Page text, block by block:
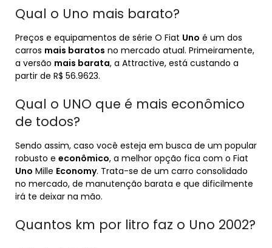
Qual o Uno mais barato?
Preços e equipamentos de série O Fiat Uno é um dos
carros mais baratos no mercado atual. Primeiramente,
a versão mais barata, a Attractive, está custando a
partir de R$ 56.9623.
Qual o UNO que é mais econômico
de todos?
Sendo assim, caso você esteja em busca de um popular
robusto e econômico, a melhor opção fica com o Fiat
Uno Mille Economy. Trata-se de um carro consolidado
no mercado, de manutenção barata e que dificilmente
irá te deixar na mão.
Quantos km por litro faz o Uno 2002?